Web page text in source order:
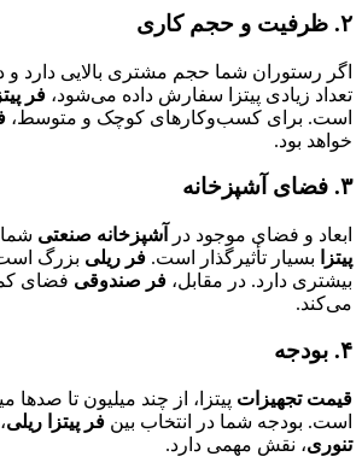
۲. ظرفیت و حجم کاری
اگر رستوران شما حجم مشتری بالایی دارد
تعداد زیادی پیتزا سفارش داده می‌شود، فر
است. برای کسب‌وکارهای کوچک و متوسط،
خواهد بود.
۳. فضای آشپزخانه
ابعاد و فضای موجود در آشپزخانه صنعتی
پیتزا
بسیار تأثیرگذار است. فر ریلی بزرگ
بیشتری دارد. در مقابل، فر صندوقی فضای
می‌کند.
۴. بودجه
قیمت تجهیزات پیتزا، از چند میلیون تا صدها
است. بودجه شما در انتخاب بین فر پیتزا ریلی،
تنوری، نقش مهمی دارد.